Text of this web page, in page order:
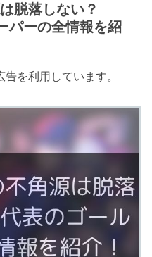
脱落しない？
パーの全情報を紹
を利用しています。